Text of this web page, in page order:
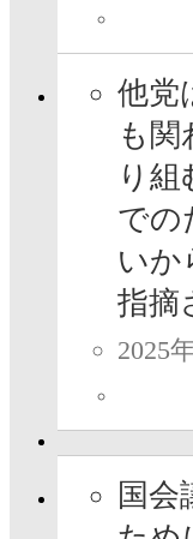
他党
も関
り組
での
いか
指摘
2025
国会